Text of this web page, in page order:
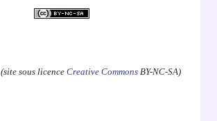
(site sous licence Creative CommonsBY-NC-SA)